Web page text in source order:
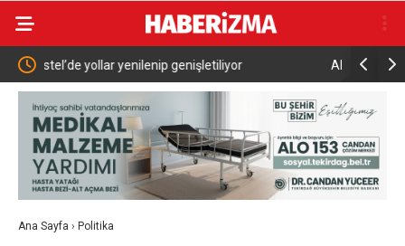
Abdülhamid Han Sondaj Gemisi 4 Yıldır Mavi Vatan
İçin Çalışıyor
Ana Sayfa › Politika